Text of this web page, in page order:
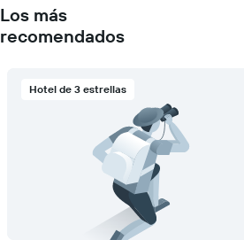
Los más
recomendados
Hotel de 3 estrellas